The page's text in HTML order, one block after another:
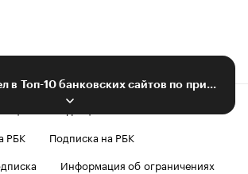
Уралсиб вошел в Топ-10 банковских сайтов по приросту популярности в 2023г
РБК
Подписка на РБК
Информация об ограничениях